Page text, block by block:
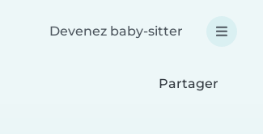
Devenez baby-sitter
Partager